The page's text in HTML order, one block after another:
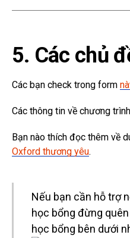
5. Các chủ
Các bạn check trong form
Các thông tin về chương
Bạn nào thích đọc thêm về
Oxford thương yêu.
Nếu bạn cần hỗ trợ
học bổng đừng
học bổng bên dưới